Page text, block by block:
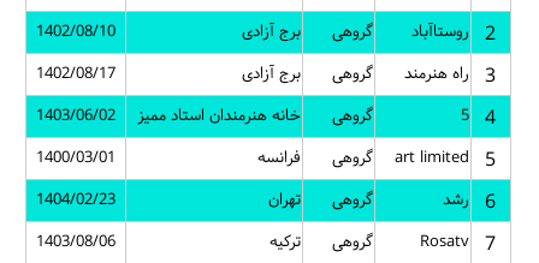
2 روستاآباد گروهی برج آزادی 1402/08/10
3 راه هنرمند گروهی برج آزادی 1402/08/17
4
5 گروهی خانه هنرمندان استاد ممیز 1403/06/02
5
art limited گروهی فرانسه 1400/03/01
6 رشد گروهی تهران 1404/02/23
7
Rosatv گروهی ترکیه 1403/08/06